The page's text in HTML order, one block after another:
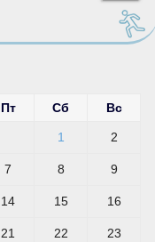
Пт Сб Вс
1 2
7 8 9
14 15 16
21 22 23